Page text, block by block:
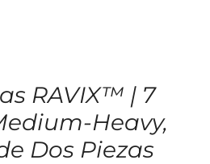
RAVIX™ | 7
Heavy,